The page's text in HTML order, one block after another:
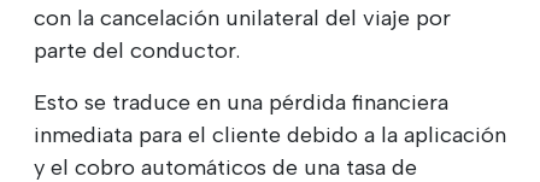
con la cancelación unilateral del viaje por
parte del conductor.
Esto se traduce en una pérdida financiera
inmediata para el cliente debido a la aplicación
y el cobro automáticos de una tasa de